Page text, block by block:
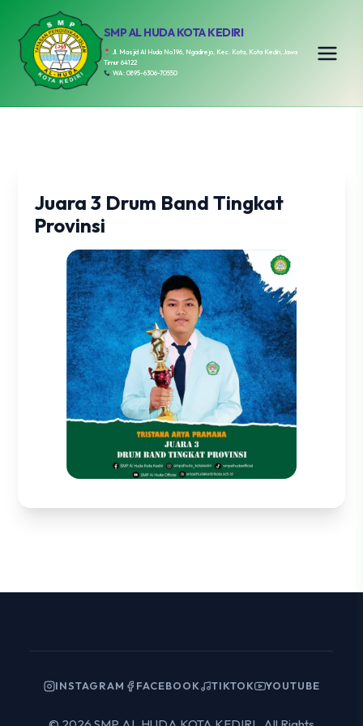
SMP AL HUDA KOTA KEDIRI
Jl. Masjid Al Huda No.196, Ngadirejo, Kec. Kota, Kota Kediri, Jawa
Timur 64122
WA: 0895-6306-70550
Juara 3 Drum Band Tingkat
Provinsi
INSTAGRAM FACEBOOK TIKTOK YOUTUBE